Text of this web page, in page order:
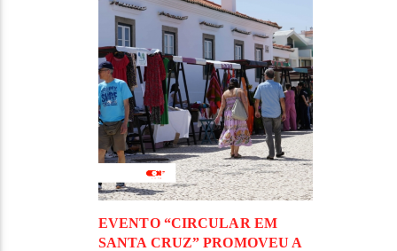
EVENTO “CIRCULAR EM
SANTA CRUZ” PROMOVEU A